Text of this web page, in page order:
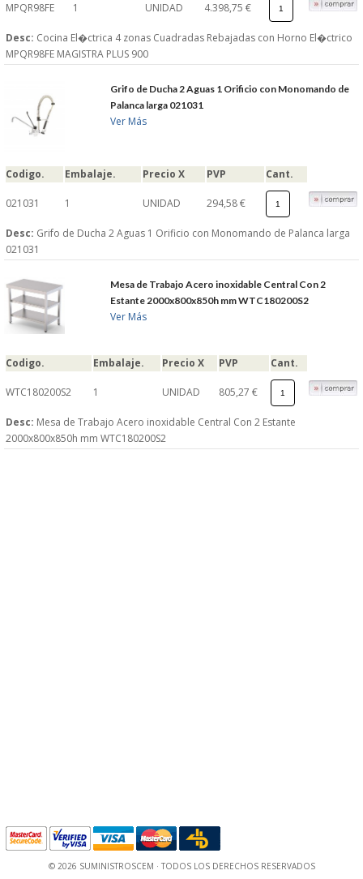
MPQR98FE 1 UNIDAD 4.398,75 €
Desc: Cocina El�ctrica 4 zonas Cuadradas Rebajadas con Horno El�ctrico
MPQR98FE MAGISTRA PLUS 900
Grifo de Ducha 2 Aguas 1 Orificio con Monomando de
Palanca larga 021031
Ver Más
Codigo. Embalaje. Precio X PVP Cant.
021031 1 UNIDAD 294,58 €
Desc: Grifo de Ducha 2 Aguas 1 Orificio con Monomando de Palanca larga
021031
Mesa de Trabajo Acero inoxidable Central Con 2
Estante 2000x800x850h mm WTC180200S2
Ver Más
Codigo. Embalaje. Precio X PVP Cant.
WTC180200S2 1 UNIDAD 805,27 €
Desc: Mesa de Trabajo Acero inoxidable Central Con 2 Estante
2000x800x850h mm WTC180200S2
© 2026 SUMINISTROSCEM · TODOS LOS DERECHOS RESERVADOS